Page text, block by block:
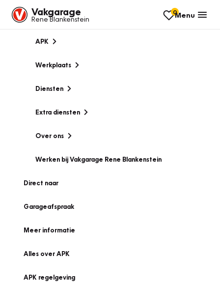
Vakgarage
Rene Blankenstein
0Menu
APK
Werkplaats
Diensten
Extra diensten
Over ons
Werken bij Vakgarage Rene Blankenstein
Direct naar
Garageafspraak
Meer informatie
Alles over APK
APK regelgeving